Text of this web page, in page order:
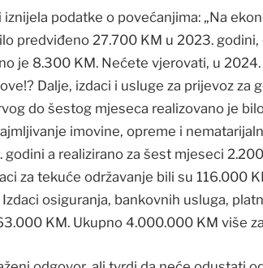
podatke o povećanjima: „Na
predviđeno 27.700 KM u 2023.
je 8.300 KM. Nećete vjerovati, u
Dalje, izdaci i usluge za prijevoz za
do šestog mjeseca realizovano je
imovine, opreme i
a realizirano za šest mjeseci
za tekuće održavanje bili su 116.000
osiguranja, bankovnih usluga,
KM. Ukupno 4.000.000 KM više